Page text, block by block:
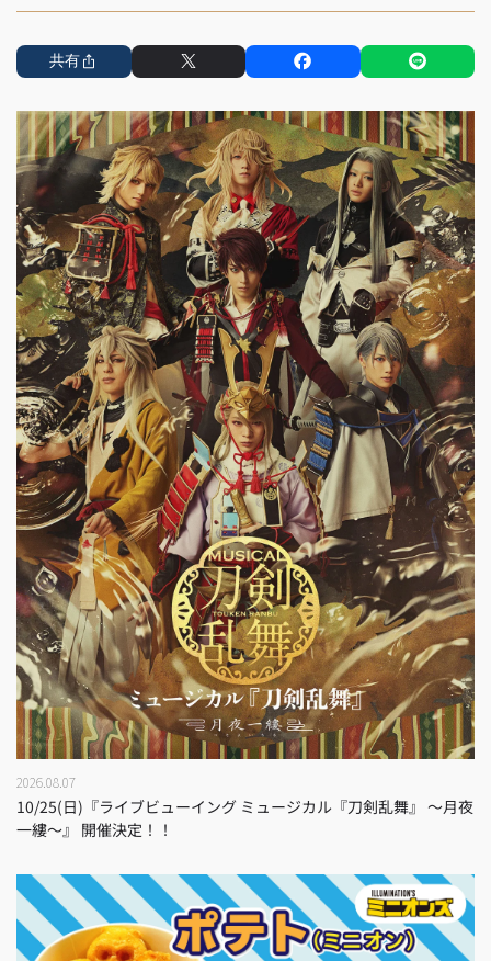
共有
2026.08.07
10/25(日)『ライブビューイング ミュージカル『刀剣乱舞』 ～月夜
一縷～』 開催決定！！